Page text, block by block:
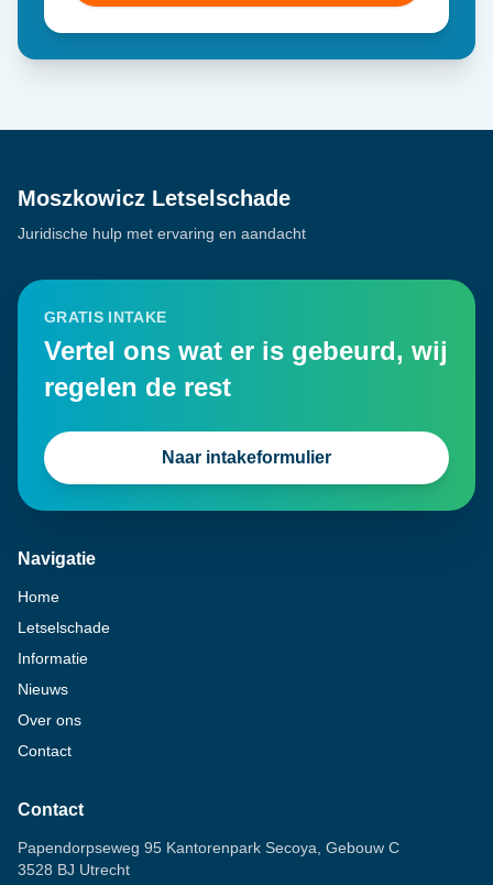
Moszkowicz Letselschade
Juridische hulp met ervaring en aandacht
GRATIS INTAKE
Vertel ons wat er is gebeurd, wij
regelen de rest
Naar intakeformulier
Navigatie
Home
Letselschade
Informatie
Nieuws
Over ons
Contact
Contact
Papendorpseweg 95 Kantorenpark Secoya, Gebouw C
3528 BJ Utrecht